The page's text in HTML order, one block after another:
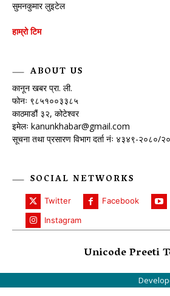
सुमनकुमार लुइटेल
हाम्रो टिम
ABOUT US
कानून खबर प्रा. ली.
फोनः ९८५१००३३८५
काठमाडौं ३२, कोटेश्वर
इमेलः kanunkhabar@gmail.com
सूचना तथा प्रसारण विभाग दर्ता नंः ४३४९-२०८०/
SOCIAL NETWORKS
Twitter Facebook
Instagram
Unicode Preeti